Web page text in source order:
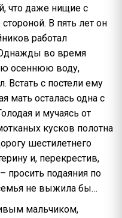
что даже нищие с
В пять лет он
работал
во время
осеннюю воду,
Встать с постели ему
мать осталась одна с
и мучаясь от
кусков полотна
шестилетнего
и, перекрестив,
просить подаяния по
не выжила бы…
мальчиком,